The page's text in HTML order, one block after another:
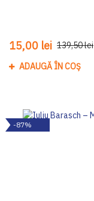
15,00 lei 139,50 lei
ADAUGĂ ÎN COȘ
-87%